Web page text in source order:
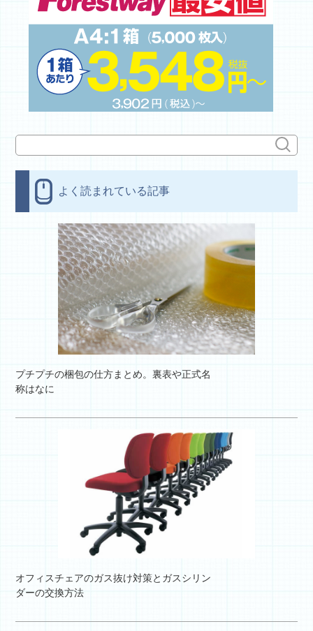
よく読まれている記事
プチプチの梱包の仕方まとめ。裏表や正式名
称はなに
オフィスチェアのガス抜け対策とガスシリン
ダーの交換方法